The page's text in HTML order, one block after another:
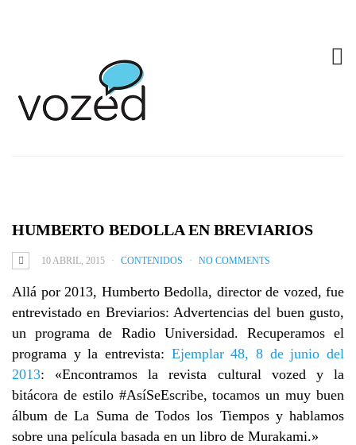
HUMBERTO BEDOLLA EN BREVIARIOS
10 ABRIL, 2015 CONTENIDOS NO COMMENTS
Allá por 2013, Humberto Bedolla, director de vozed, fue
entrevistado en Breviarios: Advertencias del buen gusto,
un programa de Radio Universidad. Recuperamos el
programa y la entrevista: Ejemplar 48, 8 de junio del
2013: «Encontramos la revista cultural vozed y la
bitácora de estilo #AsíSeEscribe, tocamos un muy buen
álbum de La Suma de Todos los Tiempos y hablamos
sobre una película basada en un libro de Murakami.»